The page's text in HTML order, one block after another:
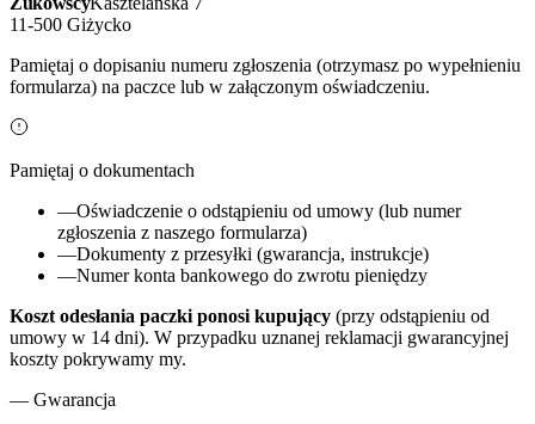
11-500 Giżycko
Pamiętaj o dopisaniu numeru zgłoszenia (otrzymasz po wypełnieniu
formularza) na paczce lub w załączonym oświadczeniu.
Pamiętaj o dokumentach
—Oświadczenie o odstąpieniu od umowy (lub numer
zgłoszenia z naszego formularza)
—Dokumenty z przesyłki (gwarancja, instrukcje)
—Numer konta bankowego do zwrotu pieniędzy
Koszt odesłania paczki ponosi kupujący (przy odstąpieniu od
umowy w 14 dni). W przypadku uznanej reklamacji gwarancyjnej
koszty pokrywamy my.
— Gwarancja